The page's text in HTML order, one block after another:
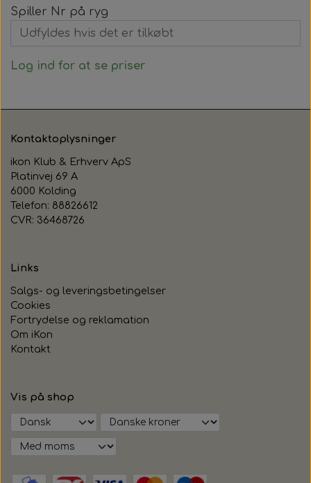
Spiller Nr på ryg
Log ind for at se priser
Kontaktoplysninger
ikon Klub & Erhverv ApS
Platinvej 69 A
6000 Kolding
Telefon: 88826612
CVR: 36468726
Links
Salgs- og leveringsbetingelser
Cookies
Fortrydelse og reklamation
Om iKon
Kontakt
Vis på shop